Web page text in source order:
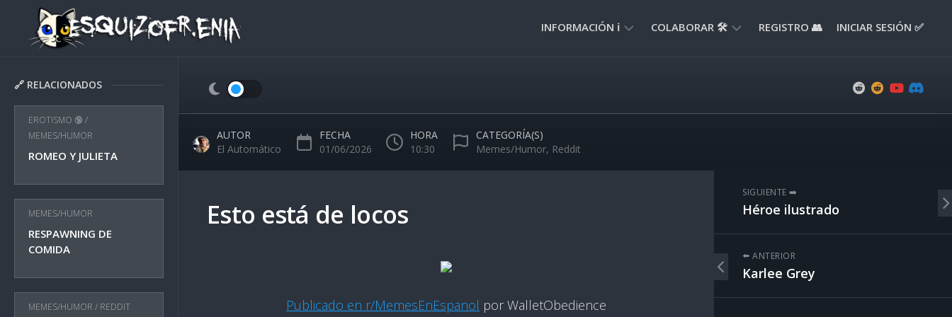
content
INFORMACIÓN ℹ️
NORMAS
USO
🚸
COLABORAR 🛠️ REGISTRO 👥 INICIAR SESIÓN ✅
🔗 RELACIONADOS
EROTISMO 🔞/
MEMES/HUMOR
ROMEO Y JULIETA
MEMES/HUMOR
RESPAWNING DE
COMIDA
MEMES/HUMOR / REDDIT
AUTOR
El Automático
FECHA
01/06/2026
HORA
10:30
CATEGORÍA(S)
Memes/Humor, Reddit
Esto está de locos
Publicado en r/MemesEnEspanol por WalletObedience
SIGUIENTE ➡️
Héroe ilustrado
⬅️ ANTERIOR
Karlee Grey